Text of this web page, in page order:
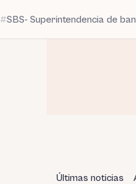
SBS- Superintendencia de
Últimas noticias